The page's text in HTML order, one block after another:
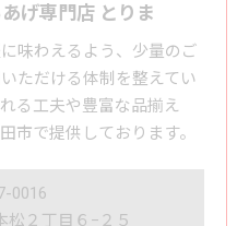
げ専門店 とりま
味わえるよう、少量のご
ただける体制を整えてい
る工夫や豊富な品揃え
市で提供しております。
0016
松２丁目６−２５